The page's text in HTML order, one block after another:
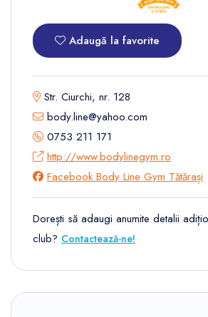
Adaugă la favorite
Str. Ciurchi, nr. 128
body.line@yahoo.com
0753 211 171
http://www.bodylinegym.ro
Facebook Body Line Gym Tătărași
Dorești să adaugi anumite detalii
club? Contactează-ne!